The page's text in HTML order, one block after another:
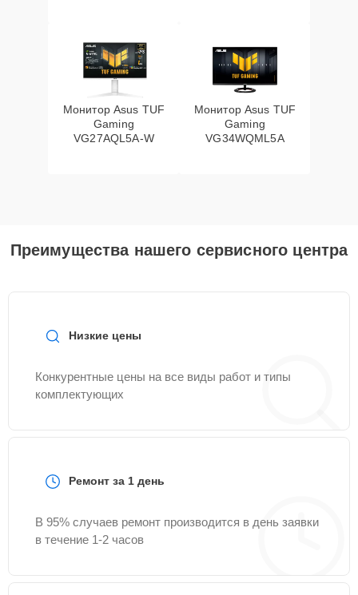
Монитор Asus TUF
Gaming
VG27AQL5A-W
Монитор Asus TUF
Gaming
VG34WQML5A
Преимущества нашего сервисного центра
Низкие цены
Конкурентные цены на все виды работ и типы
комплектующих
Ремонт за 1 день
В 95% случаев ремонт производится в день заявки
в течение 1-2 часов